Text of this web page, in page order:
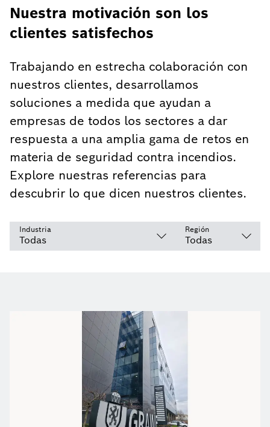
Nuestra motivación son los
clientes satisfechos
Trabajando en estrecha colaboración con
nuestros clientes, desarrollamos
soluciones a medida que ayudan a
empresas de todos los sectores a dar
respuesta a una amplia gama de retos en
materia de seguridad contra incendios.
Explore nuestras referencias para
descubrir lo que dicen nuestros clientes.
Industria Región